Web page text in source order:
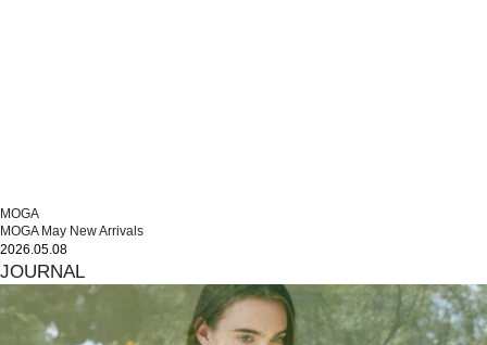
MOGA
MOGA May New Arrivals
2026.05.08
JOURNAL